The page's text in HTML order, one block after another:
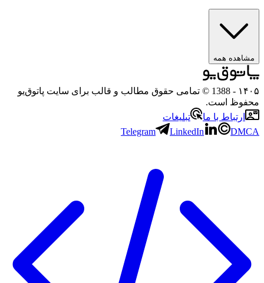
مشاهده همه
۱۴۰۵
- 1388 © تمامی حقوق مطالب و قالب برای سایت پاتوق‌یو
محفوظ است.
ارتباط با ما
تبلیغات
Telegram
LinkedIn DMCA